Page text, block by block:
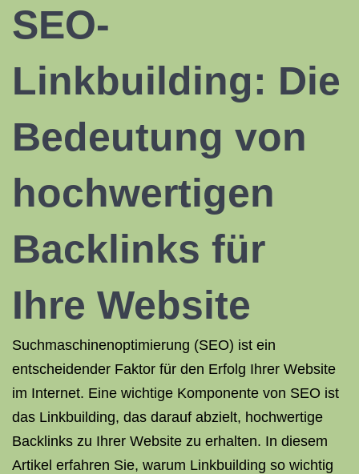
SEO-
Linkbuilding: Die
Bedeutung von
hochwertigen
Backlinks für
Ihre Website
Suchmaschinenoptimierung (SEO) ist ein
entscheidender Faktor für den Erfolg Ihrer Website
im Internet. Eine wichtige Komponente von SEO ist
das Linkbuilding, das darauf abzielt, hochwertige
Backlinks zu Ihrer Website zu erhalten. In diesem
Artikel erfahren Sie, warum Linkbuilding so wichtig